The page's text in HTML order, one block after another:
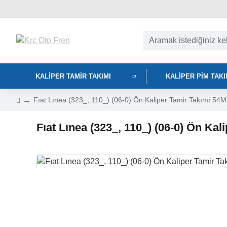
KALIPER TAMIR TAKIMI KALIPER PIM
Fıat Lınea (323_, 110_) (06-0) Ön Kaliper Tamir Takımı
Fıat Lınea (323_, 110_) (06-0) Ön